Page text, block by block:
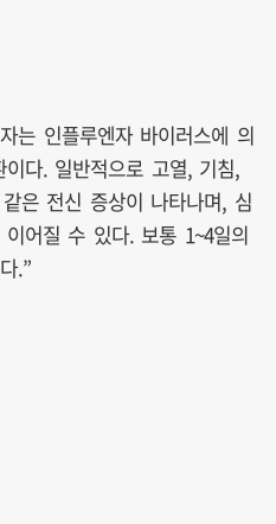
는 인플루엔자 바이러스에 의
다. 일반적으로 고열, 기침,
은 전신 증상이 나타나며, 심
어질 수 있다. 보통 1~4일의
.”